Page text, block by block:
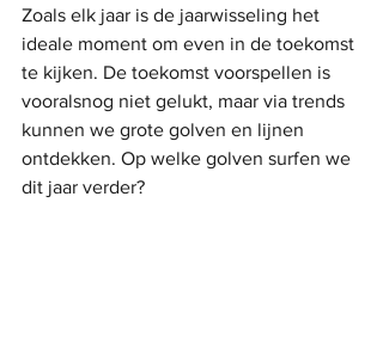
Zoals elk jaar is de jaarwisseling het
ideale moment om even in de toekomst
te kijken. De toekomst voorspellen is
vooralsnog niet gelukt, maar via trends
kunnen we grote golven en lijnen
ontdekken. Op welke golven surfen we
dit jaar verder?